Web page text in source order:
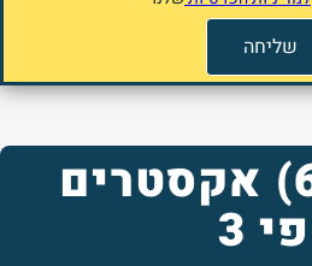
שליחה
איילון (6D) אקסטרים